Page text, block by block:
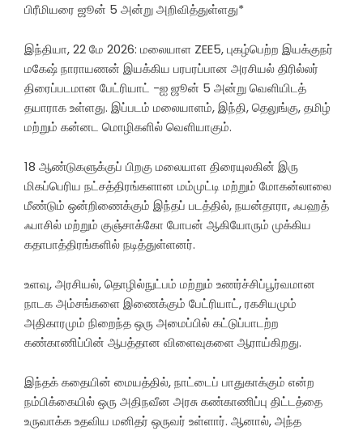
பிரீமியரை ஜூன் 5 அன்று அறிவித்துள்ளது*
இந்தியா, 22 மே 2026: மலையாள ZEE5, புகழ்பெற்ற இயக்குநர்
மகேஷ் நாராயணன் இயக்கிய பரபரப்பான அரசியல் திரில்லர்
திரைப்படமான பேட்ரியாட் -ஐ ஜூன் 5 அன்று வெளியிடத்
தயாராக உள்ளது. இப்படம் மலையாளம், இந்தி, தெலுங்கு, தமிழ்
மற்றும் கன்னட மொழிகளில் வெளியாகும்.
18 ஆண்டுகளுக்குப் பிறகு மலையாள திரையுலகின் இரு
மிகப்பெரிய நட்சத்திரங்களான மம்முட்டி மற்றும் மோகன்லாலை
மீண்டும் ஒன்றிணைக்கும் இந்தப் படத்தில், நயன்தாரா, ஃபஹத்
ஃபாசில் மற்றும் குஞ்சாக்கோ போபன் ஆகியோரும் முக்கிய
கதாபாத்திரங்களில் நடித்துள்ளனர்.
உளவு, அரசியல், தொழில்நுட்பம் மற்றும் உணர்ச்சிப்பூர்வமான
நாடக அம்சங்களை இணைக்கும் பேட்ரியாட், ரகசியமும்
அதிகாரமும் நிறைந்த ஒரு அமைப்பில் கட்டுப்பாடற்ற
கண்காணிப்பின் ஆபத்தான விளைவுகளை ஆராய்கிறது.
இந்தக் கதையின் மையத்தில், நாட்டைப் பாதுகாக்கும் என்ற
நம்பிக்கையில் ஒரு அதிநவீன அரசு கண்காணிப்பு திட்டத்தை
உருவாக்க உதவிய மனிதர் ஒருவர் உள்ளார். ஆனால், அந்த